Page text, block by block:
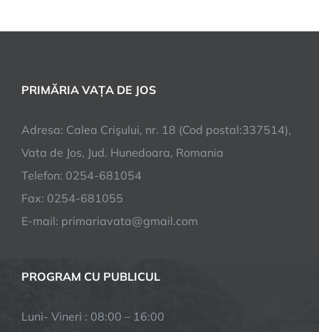
PRIMĂRIA VAȚA DE JOS
Adresa: Calea Crişului, nr. 18 (Cod postal:337514),
Vata de Jos, Jud. Hunedoara, Romania
Telefon: 0254-681054
Fax: 0254-681055
E-mail: primariavata@gmail.com
PROGRAM CU PUBLICUL
Luni- Vineri : 08:00 – 16:00